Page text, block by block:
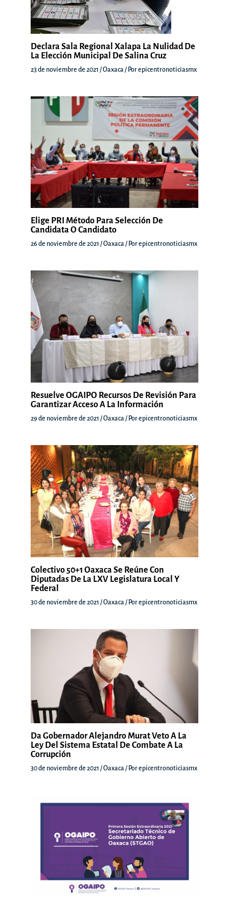
Declara Sala Regional Xalapa La Nulidad De
La Elección Municipal De Salina Cruz
23 de noviembre de 2021 /Oaxaca / Porepicentronoticiasmx
Elige PRI Método Para Selección De
Candidata O Candidato
26 de noviembre de 2021 /Oaxaca / Porepicentronoticiasmx
Resuelve OGAIPO Recursos De Revisión Para
Garantizar Acceso A La Información
29 de noviembre de 2021 /Oaxaca / Porepicentronoticiasmx
Colectivo 50+1 Oaxaca Se Reúne Con
Diputadas De La LXV Legislatura Local Y
Federal
30 de noviembre de 2021 /Oaxaca / Porepicentronoticiasmx
Da Gobernador Alejandro Murat Veto A La
Ley Del Sistema Estatal De Combate A La
Corrupción
30 de noviembre de 2021 /Oaxaca / Porepicentronoticiasmx